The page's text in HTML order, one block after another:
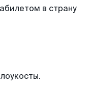
в страну